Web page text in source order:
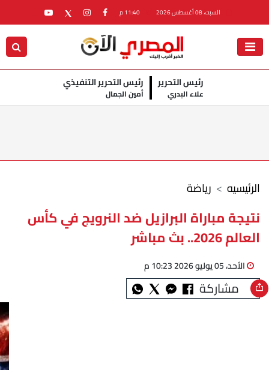
السبت، 08 أغسطس 2026
رئيس التحرير
علاء البدري
رئيس التحرير التنفيذي
أمين الجمال
رياضة الرئيسيه
نتيجة مباراة البرازيل ضد النرويج في كأس
العالم 2026.. بث مباشر
الأحد، 05 يوليو 2026 10:23 م
مشاركة